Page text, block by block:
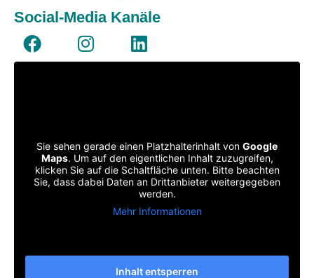
Social-Media Kanäle
Sie sehen gerade einen Platzhalterinhalt von Google
Maps. Um auf den eigentlichen Inhalt zuzugreifen,
klicken Sie auf die Schaltfläche unten. Bitte beachten
Sie, dass dabei Daten an Drittanbieter weitergegeben
werden.
Mehr Informationen
Inhalt entsperren